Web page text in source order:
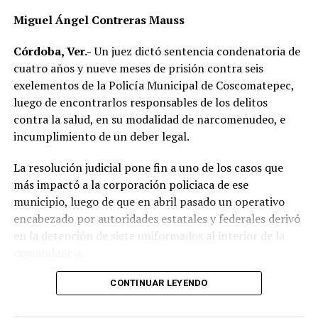
Las autoridades exhortaron a los automovilistas y
motociclistas a conducir con precaución, respetar los
límites de velocidad y aumentar la distancia de
seguridad entre vehículos, especialmente durante la
temporada de lluvias, cuando el riesgo de accidentes se
incrementa en las carreteras de la región.
La circulación en la zona se vio afectada por algunos
minutos mientras se realizaban las labores de auxilio y el
levantamiento de indicios por parte de las autoridades.
Posteriormente, el tránsito fue restablecido de manera
normal.
Miguel Ángel Contreras Mauss
Córdoba, Ver.-Un juez dictó sentencia condenatoria de
cuatro años y nueve meses de prisión contra seis
exelementos de la Policía Municipal de Coscomatepec,
luego de encontrarlos responsables de los delitos
contra la salud, en su modalidad de narcomenudeo, e
incumplimiento de un deber legal.
La resolución judicial pone fin a uno de los casos que
más impactó a la corporación policiaca de ese
municipio, luego de que en abril pasado un operativo
encabezado por autoridades estatales y federales derivó
en la detención de siete uniformados al interior de la
La intervención se realizó el 10 de abril mediante un
CONTINUAR LEYENDO